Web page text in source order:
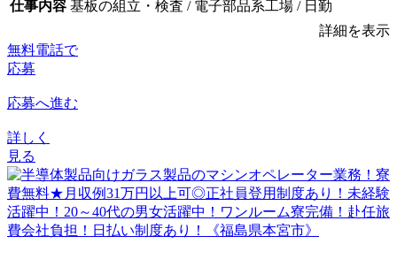
仕事内容 基板の組立・検査 / 電子部品系工場 / 日勤
詳細を表示
無料電話で
応募
応募へ進む
詳しく
見る